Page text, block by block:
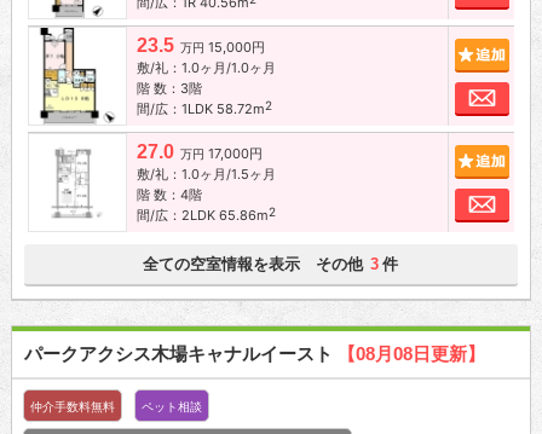
23.5 万円 15,000円
敷/礼：1.0ヶ月/1.0ヶ月
階 数：3階
間/広：1LDK 58.72m2
お
27.0 万円 17,000円
敷/礼：1.0ヶ月/1.5ヶ月
階 数：4階
間/広：2LDK 65.86m2
お
全ての空室情報を表示 その他 3 件
パークアクシス木場キャナルイースト 【08月08日更新】
仲介手数料無料 ペット相談